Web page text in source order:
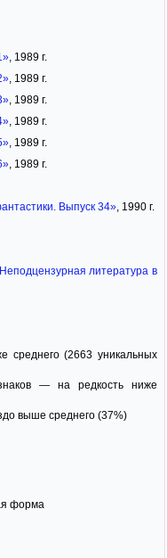
, 1989 г.
, 1989 г.
, 1989 г.
, 1989 г.
, 1989 г.
, 1989 г.
Выпуск 34», 1990 г.
литература в
среднего (2663 уникальных
— на редкость ниже
выше среднего (37%)
форма